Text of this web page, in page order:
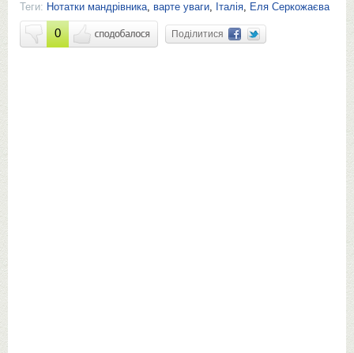
Теги: Нотатки мандрівника, варте уваги, Італія, Еля Серкожаєва
0 Поділитися